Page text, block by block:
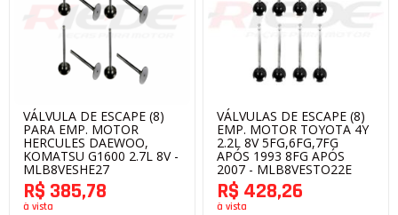
VÁLVULA DE ESCAPE (8)
PARA EMP. MOTOR
HERCULES DAEWOO,
KOMATSU G1600 2.7L 8V -
MLB8VESHE27
R$ 385,78
à vista
VÁLVULAS DE ESCAPE (8)
EMP. MOTOR TOYOTA 4Y
2.2L 8V 5FG,6FG,7FG
APÓS 1993 8FG APÓS
2007 - MLB8VESTO22E
R$ 428,26
à vista